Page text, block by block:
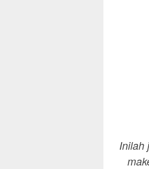
Inilah